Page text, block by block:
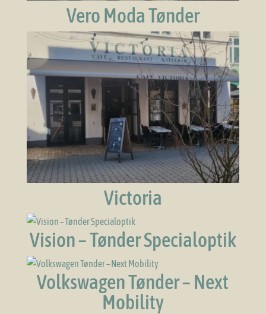
Vero Moda Tønder
Victoria
Vision – Tønder Specialoptik
Volkswagen Tønder – Next
Mobility